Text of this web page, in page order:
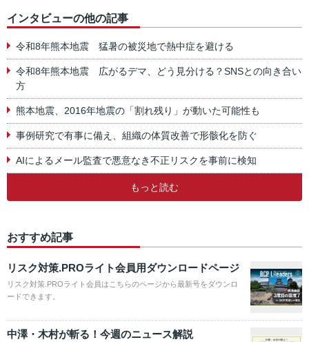
インタビューの他の記事
令和8年熊本地震 猛暑の被災地で熱中症を避ける
令和8年熊本地震 広がるデマ、どう見分ける？SNSとの向き合い
方
熊本地震、2016年地震の「割れ残り」が動いた可能性も
事例研究で有事に備え、組織の体質改善で形骸化を防ぐ
AIによるメール監査で悪意なき不正リスクを事前に検知
もっと読む
おすすめ記事
リスク対策.PROライト会員用ダウンロードページ
リスク対策.PROライト会員はこちらのページから最新号をダウンロ
ードできます。
中澤・木村が斬る！今週のニュース解説